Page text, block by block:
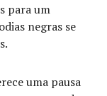
para um
negras se
uma pausa